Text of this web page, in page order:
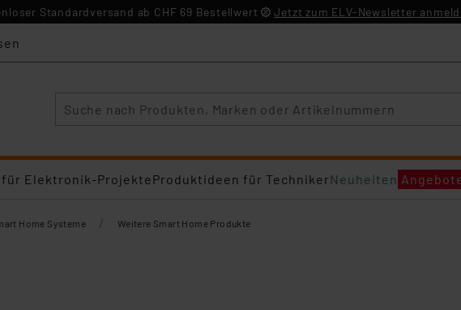
Standardversand ab CHF 69 Bestellwert Jetzt zum ELV-Newsletter
für Elektronik-ProjekteProduktideen für TechnikerNeuheiten
Home Systeme / Weitere Smart Home Produkte